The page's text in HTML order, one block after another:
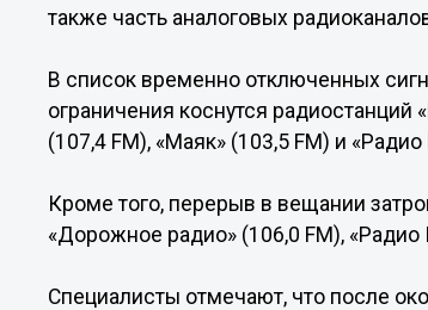
также часть аналоговых
В список временно отключенных
ограничения коснутся радиостанций
(107,4 FM), «Маяк» (103,5 FM) и «Радио
Кроме того, перерыв в вещании
«Дорожное радио» (106,0 FM), «Радио
Специалисты отмечают, что после